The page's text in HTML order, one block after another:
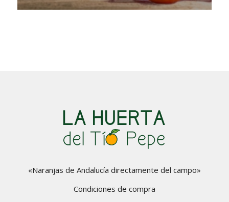
«Naranjas de Andalucía directamente del campo»
Condiciones de compra